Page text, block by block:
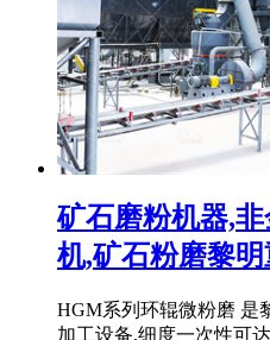
矿石磨粉机器,
机,矿石粉磨黎
HGM系列环辊微粉磨 是
加工设备,细度一次性可